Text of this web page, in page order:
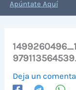
Apúntate Aquí
Deja un